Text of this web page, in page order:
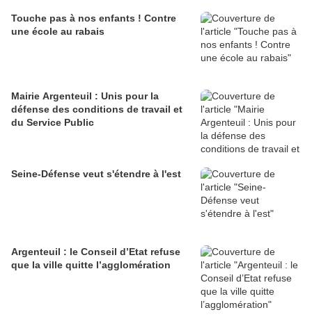
Touche pas à nos enfants ! Contre
une école au rabais
Mairie Argenteuil : Unis pour la
défense des conditions de travail et
du Service Public
Seine-Défense veut s'étendre à l'est
Argenteuil : le Conseil d’Etat refuse
que la ville quitte l’agglomération